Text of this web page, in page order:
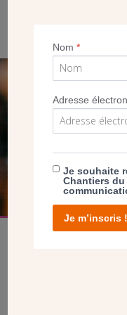
NOUS PERMET
Nom*
Adresse
Je souhaite
Chantiers
Je m’inscris !